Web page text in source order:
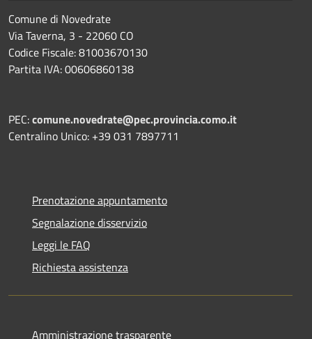
Comune di Novedrate
Via Taverna, 3 - 22060 CO
Codice Fiscale: 81003670130
Partita IVA: 00606860138
PEC:comune.novedrate@pec.provincia.como.it
Centralino Unico: +39 031 7897711
Prenotazione appuntamento
Segnalazione disservizio
Leggi le FAQ
Richiesta assistenza
Amministrazione trasparente